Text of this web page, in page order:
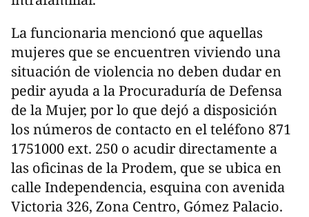
La funcionaria mencionó que aquellas
mujeres que se encuentren viviendo una
situación de violencia no deben dudar en
pedir ayuda a la Procuraduría de Defensa
de la Mujer, por lo que dejó a disposición
los números de contacto en el teléfono 871
1751000 ext. 250 o acudir directamente a
las oficinas de la Prodem, que se ubica en
calle Independencia, esquina con avenida
Victoria 326, Zona Centro, Gómez Palacio.